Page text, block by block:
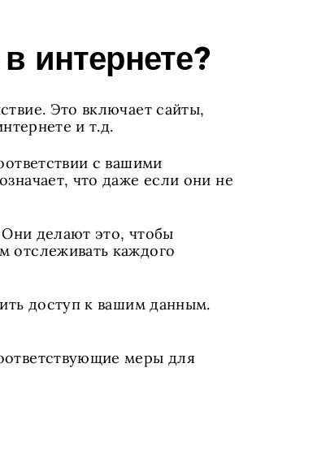
интернете?
Это включает сайты,
и т.д.
с вашими
что даже если они не
Они делают это, чтобы
отслеживать каждого
доступ к вашим данным.
меры для